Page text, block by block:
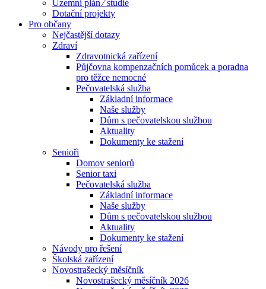
Územní plán ⁄ studie
Dotační projekty
Pro občany
Nejčastější dotazy
Zdraví
Zdravotnická zařízení
Půjčovna kompenzačních pomůcek a poradna
pro těžce nemocné
Pečovatelská služba
Základní informace
Naše služby
Dům s pečovatelskou službou
Aktuality
Dokumenty ke stažení
Senioři
Domov seniorů
Senior taxi
Pečovatelská služba
Základní informace
Naše služby
Dům s pečovatelskou službou
Aktuality
Dokumenty ke stažení
Návody pro řešení
Školská zařízení
Novostrašecký měsíčník
Novostrašecký měsíčník 2026